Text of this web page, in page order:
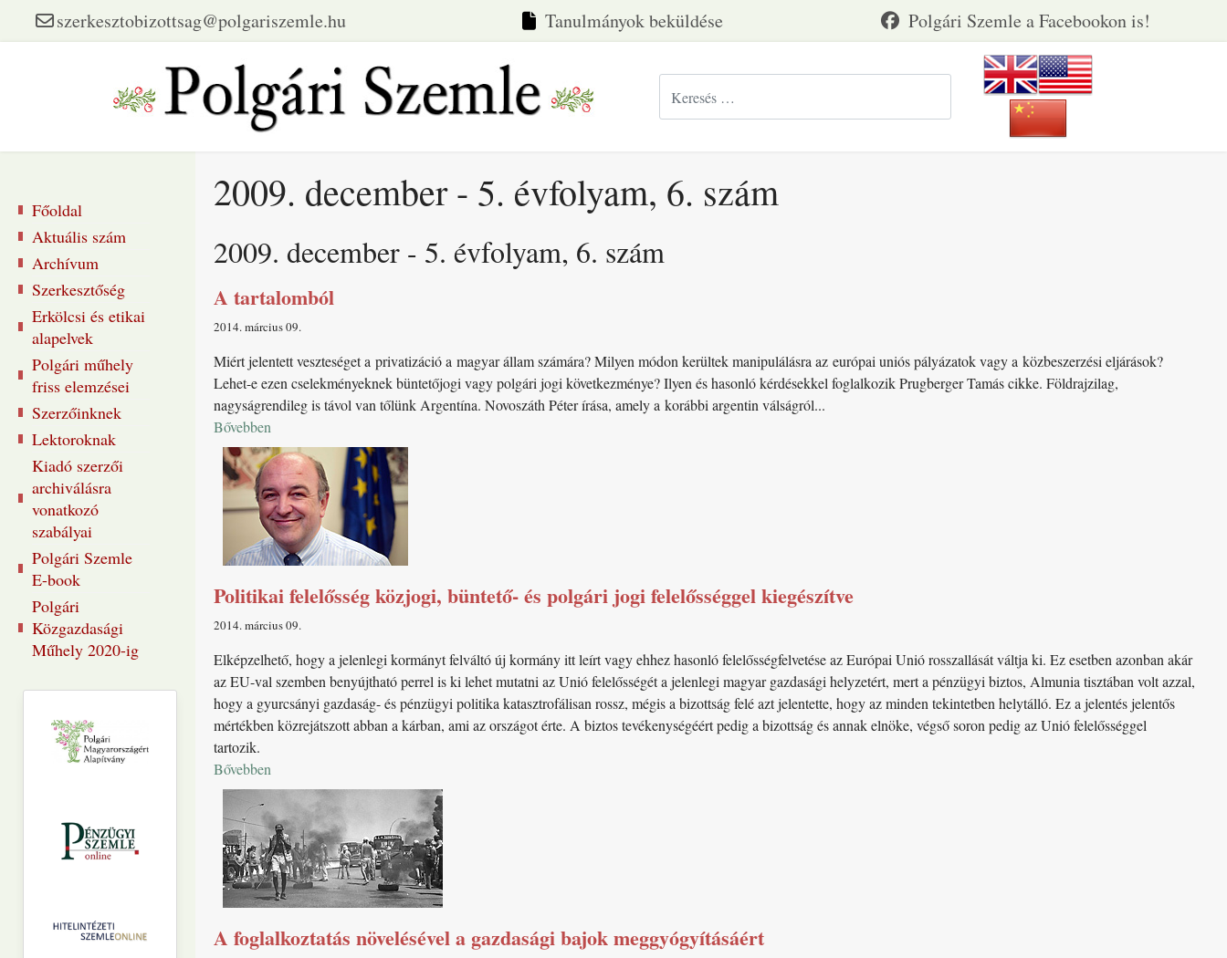
szerkesztobizottsag@polgariszemle.hu Tanulmányok beküldése
Főoldal
Aktuális szám
Archívum
Szerkesztőség
Erkölcsi és etikai
alapelvek
Polgári műhely
friss elemzései
Szerzőinknek
Lektoroknak
Kiadó szerzői
archiválásra
vonatkozó
szabályai
Polgári Szemle
E-book
Polgári
Közgazdasági
Műhely 2020-ig
2009. december - 5. évfolyam, 6. szám
2009. december - 5. évfolyam, 6. szám
A tartalomból
2014. március 09
Miért jelentett veszteséget a privatizáció a magyar állam számára? Milyen módon kerültek manipulálásra az európai uniós pályázatok vagy a közbeszerzési eljárások?
Lehet-e ezen cselekményeknek büntetőjogi vagy polgári jogi következménye? Ilyen és hasonló kérdésekkel foglalkozik Prugberger Tamás cikke. Földrajzilag,
nagyságrendileg is távol van tőlünk Argentína. Novoszáth Péter írása, amely a korábbi argentin válságról...
Bővebben
Politikai felelősség közjogi, büntető- és polgári jogi felelősséggel kiegészítve
2014. március 09
Elképzelhető, hogy a jelenlegi kormányt felváltó új kormány itt leírt vagy ehhez hasonló felelősségfelvetése az Európai Unió rosszallását váltja ki. Ez esetben azonban akár
az EU-val szemben benyújtható perrel is ki lehet mutatni az Unió felelősségét a jelenlegi magyar gazdasági helyzetért, mert a pénzügyi biztos, Almunia tisztában volt azzal,
hogy a gyurcsányi gazdaság- és pénzügyi politika katasztrofálisan rossz, mégis a bizottság felé azt jelentette, hogy az minden tekintetben helytálló. Ez a jelentés jelentős
mértékben közrejátszott abban a kárban, ami az országot érte. A biztos tevékenységéért pedig a bizottság és annak elnöke, végső soron pedig az Unió felelősséggel
tartozik.
Bővebben
A foglalkoztatás növelésével a gazdasági bajok meggyógyításáért